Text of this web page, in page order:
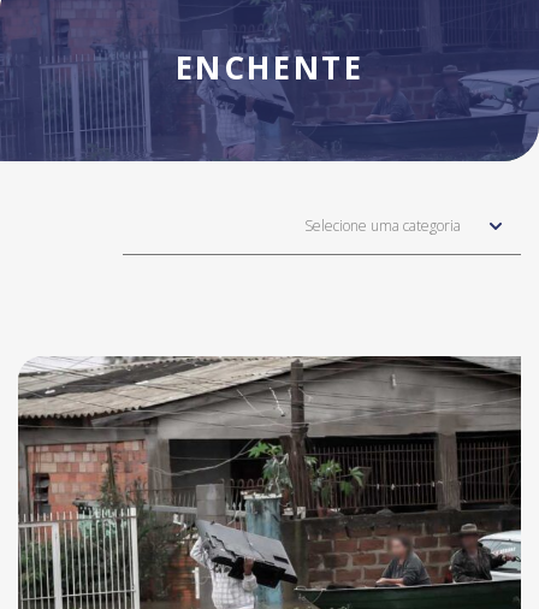
ENCHENTE
Selecione uma categoria